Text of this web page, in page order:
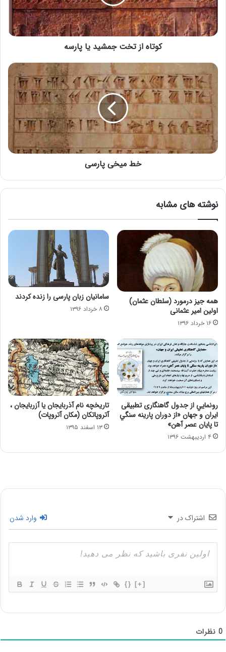
كوتاه از تخت جمشید یا پارسه
خط میخی پارسی
نوشته های مشابه
همه جیز درمورد (سلطان عثمان)
اولین امیر عثمانی
۱۶ خرداد ۱۳۹۶
سامانیان زبان پارسی را زنده كردند
۸ خرداد ۱۳۹۶
رونمايي از جدول گاهنگاری تطبيقی
ايران و جهان «از دوران پارينه سنگي
تا پايان عصر آهن»
۴ اردیبهشت ۱۳۹۶
تاریخچه نام آذربایجان یا آزربایجان ،
آتروپاتکان (مکان آتروپات)
۱۳ اسفند ۱۳۹۵
اشتراک در وارد شدن
{} [+]
0 نظرات